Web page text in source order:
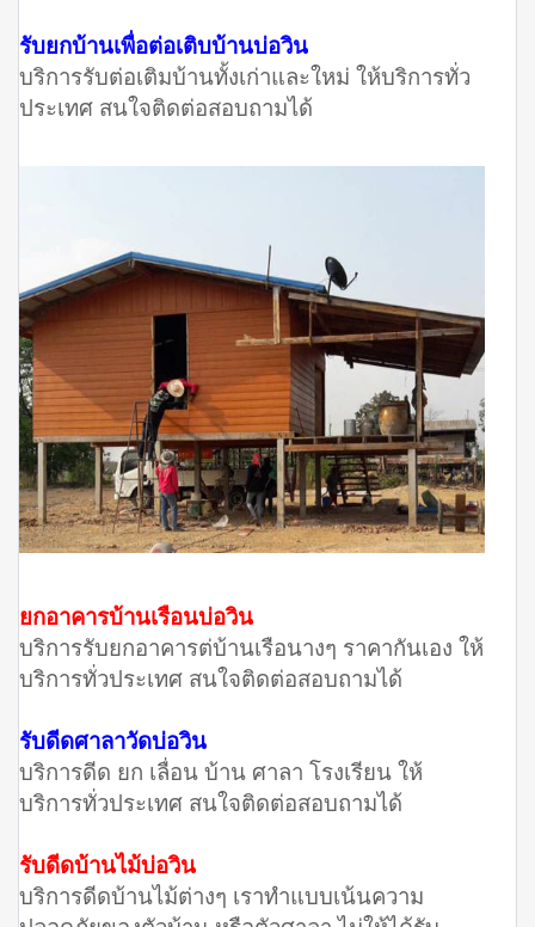
รับยกบ้านเพื่อต่อเติบบ้านบ่อวิน
บริการรับต่อเติมบ้านทั้งเก่าและใหม่ ให้บริการทั่ว
ประเทศ สนใจติดต่อสอบถามได้
ยกอาคารบ้านเรือนบ่อวิน
บริการรับยกอาคารต่บ้านเรือนางๆ ราคากันเอง ให้
บริการทั่วประเทศ สนใจติดต่อสอบถามได้
รับดีดศาลาวัดบ่อวิน
บริการดีด ยก เลื่อน บ้าน ศาลา โรงเรียน ให้
บริการทั่วประเทศ สนใจติดต่อสอบถามได้
รับดีดบ้านไม้บ่อวิน
บริการดีดบ้านไม้ต่างๆ เราทำแบบเน้นความ